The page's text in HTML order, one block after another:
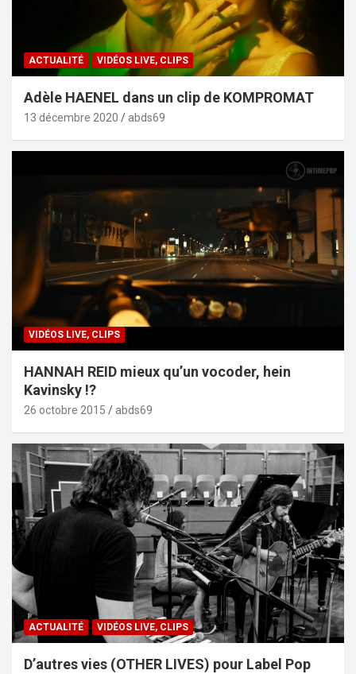
ACTUALITÉ VIDÉOS LIVE, CLIPS
Adèle HAENEL dans un clip de KOMPROMAT
13 décembre 2020 abds69
VIDÉOS LIVE, CLIPS
HANNAH REID mieux qu’un vocoder, hein
Kavinsky !?
26 octobre 2015 abds69
ACTUALITÉ VIDÉOS LIVE, CLIPS
D’autres vies (OTHER LIVES) pour Label Pop